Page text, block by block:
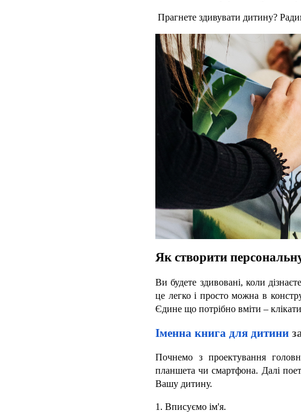
Прагнете здивувати дитину?
Як створити
Ви будете здивовані, коли
це легко і просто можна в
Єдине що потрібно вміти –
Іменна книга для дитини
Почнемо з проектування
планшета чи смартфона. Далі
Вашу дитину.
1. Вписуємо ім'я.